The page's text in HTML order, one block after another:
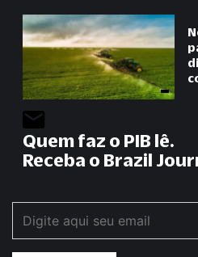
Quem faz o PIB lê.
Receba o Brazil